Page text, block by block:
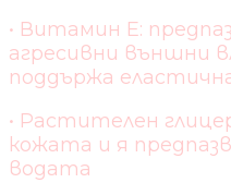
• Витамин E:
агресивни външни
поддържа
• Растителен
кожата и я
водата